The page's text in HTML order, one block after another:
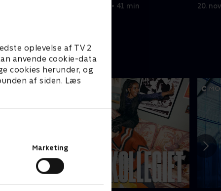
oplevelse af TV 2
anvende cookie-data
cookies herunder, og
af siden. Læs
Marketing
20. november 2022 • 41 min 20.